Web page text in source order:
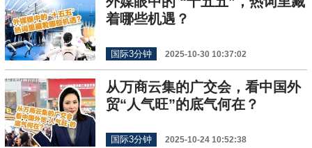
着哪些机遇？
国际3分钟 2025-10-30 10:37:02
从万商云集的广交会，看中国外
贸“人气旺”的底气何在？
国际3分钟 2025-10-24 10:52:38